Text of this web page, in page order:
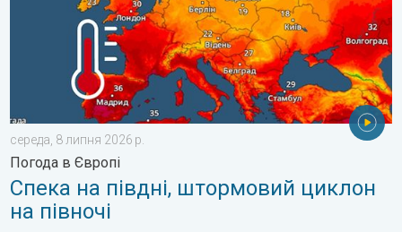
середа, 8 липня 2026 р.
Погода в Європі
Спека на півдні, штормовий циклон
на півночі